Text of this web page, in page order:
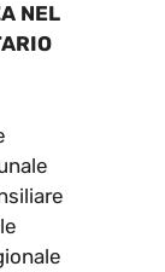
NEL